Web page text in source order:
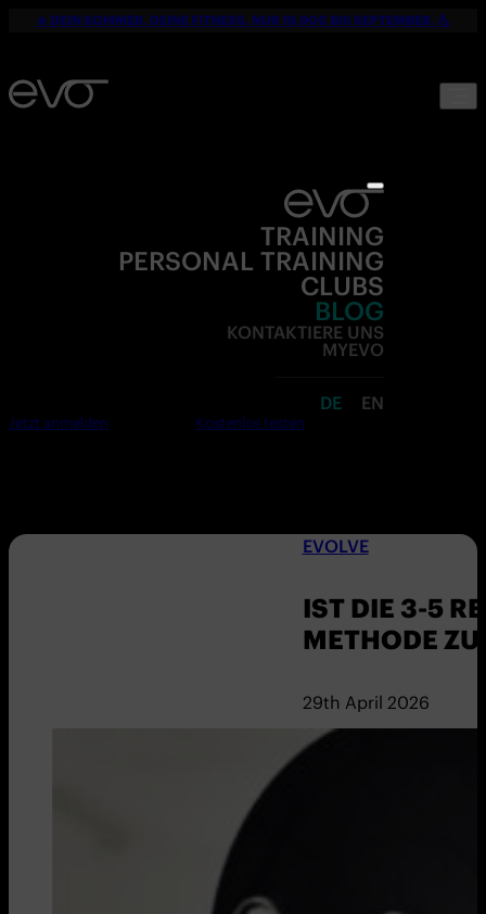
☀️ DEIN SOMMER. DEINE FITNESS. NUR 19,90€ BIS SEPTEMBER. 💪
TRAINING
PERSONAL TRAINING
CLUBS
BLOG
KONTAKTIERE UNS
MYEVO
DE EN
Jetzt anmelden Kostenlos testen
EVOLVE
IST DIE 3-5
METHODE
29th April 2026